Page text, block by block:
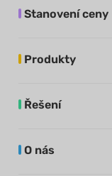
Stanovení ceny
Produkty
Řešení
O nás